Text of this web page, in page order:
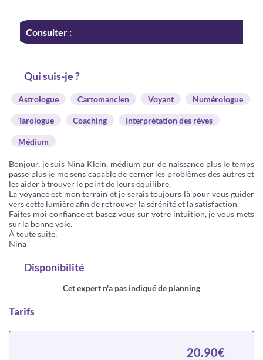
Consulter :
Qui suis-je ?
Astrologue Cartomancien Voyant Numérologue
Tarologue Coaching Interprétation des rêves
Médium
Bonjour, je suis Nina Klein, médium pur de naissance plus le temps
passe plus je me sens capable de cerner les problèmes des autres et
les aider à trouver le point de leurs équilibre.
La voyance est mon terrain et je serais toujours là pour vous guider
vers cette lumière afin de retrouver la sérénité et la satisfaction.
Faites moi confiance et basez vous sur votre intuition, je vous mets
sur la bonne voie.
À toute suite,
Nina
Disponibilité
Cet expert n'a pas indiqué de planning
Tarifs
20.90€